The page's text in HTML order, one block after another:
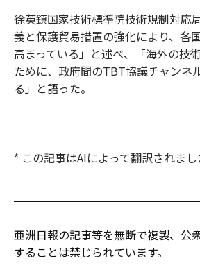
徐英鎮国家技術標準院技術規制対応
義と保護貿易措置の強化により、各
高まっている」と述べ、「海外の技
ために、政府間のTBT協議チャンネ
る」と語った。
* この記事はAIによって翻訳されまし
亜洲日報の記事等を無断で複製、公
することは禁じられています。